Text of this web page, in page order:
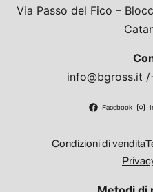
Via Passo del Fico –
info@bgross.it
Facebook
Condizioni di vendita